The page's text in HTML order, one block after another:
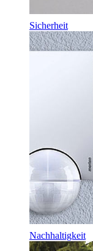
Sicherheit
Nachhaltigkeit